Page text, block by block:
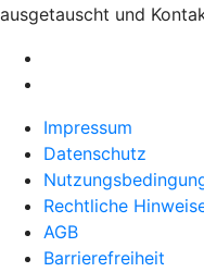
ausgetauscht und
Impressum
Datenschutz
Rechtliche
AGB
Barrierefreiheit